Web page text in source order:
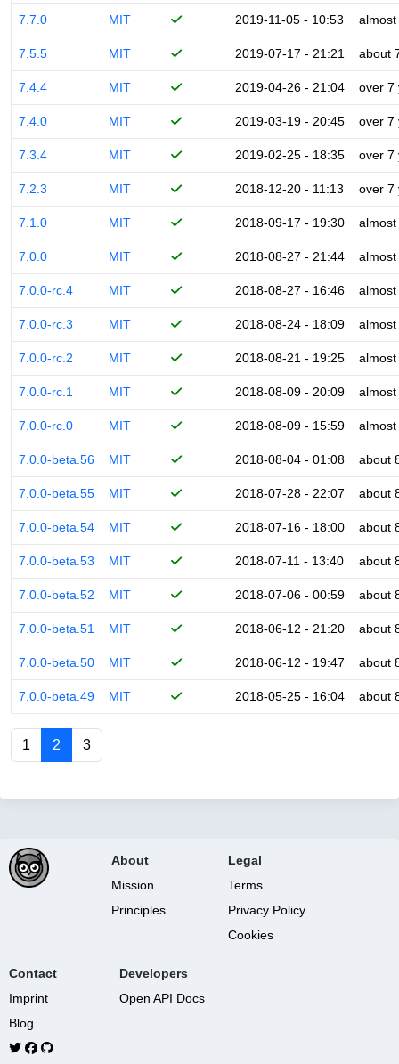
7.7.0 MIT 2019-11-05 - 10:53
7.5.5 MIT 2019-07-17 - 21:21 about
7.4.4 MIT 2019-04-26 - 21:04 over 7
7.4.0 MIT 2019-03-19 - 20:45 over 7
7.3.4 MIT 2019-02-25 - 18:35 over 7
7.2.3 MIT 2018-12-20 - 11:13 over 7
7.1.0 MIT 2018-09-17 - 19:30
7.0.0 MIT 2018-08-27 - 21:44
7.0.0-rc.4 MIT 2018-08-27 - 16:46
7.0.0-rc.3 MIT 2018-08-24 - 18:09
7.0.0-rc.2 MIT 2018-08-21 - 19:25
7.0.0-rc.1 MIT 2018-08-09 - 20:09
7.0.0-rc.0 MIT 2018-08-09 - 15:59
7.0.0-beta.56 MIT 2018-08-04 - 01:08 about
7.0.0-beta.55 MIT 2018-07-28 - 22:07 about
7.0.0-beta.54 MIT 2018-07-16 - 18:00 about
7.0.0-beta.53 MIT 2018-07-11 - 13:40 about
7.0.0-beta.52 MIT 2018-07-06 - 00:59 about
7.0.0-beta.51 MIT 2018-06-12 - 21:20 about
7.0.0-beta.50 MIT 2018-06-12 - 19:47 about
7.0.0-beta.49 MIT 2018-05-25 - 16:04 about
1 2 3
About
Mission
Principles
Legal
Terms
Privacy Policy
Cookies
Contact
Imprint
Blog
Developers
Open API Docs